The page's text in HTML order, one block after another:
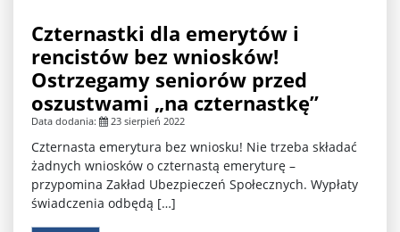
Czternastki dla emerytów i
rencistów bez wniosków!
Ostrzegamy seniorów przed
oszustwami „na czternastkę”
Data dodania: 23 sierpień 2022
Czternasta emerytura bez wniosku! Nie trzeba składać
żadnych wniosków o czternastą emeryturę –
przypomina Zakład Ubezpieczeń Społecznych. Wypłaty
świadczenia odbędą […]